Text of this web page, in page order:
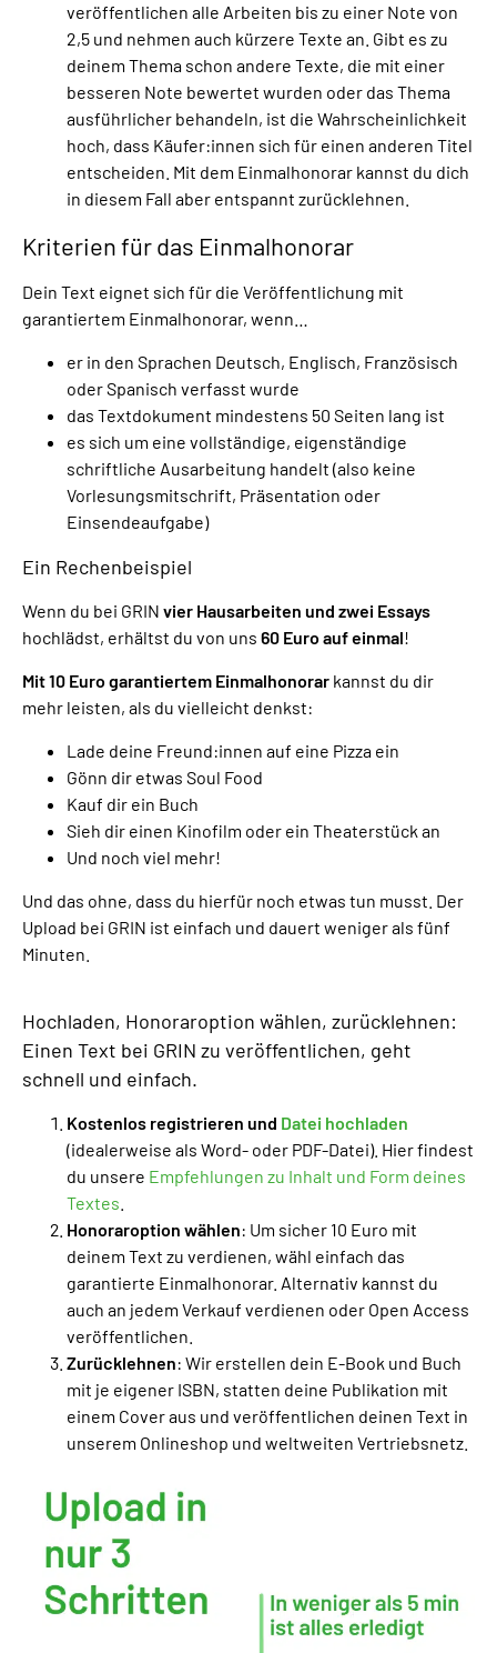
veröffentlichen alle Arbeiten bis zu einer Note von
2,5 und nehmen auch kürzere Texte an. Gibt es zu
deinem Thema schon andere Texte, die mit einer
besseren Note bewertet wurden oder das Thema
ausführlicher behandeln, ist die Wahrscheinlichkeit
hoch, dass Käufer:innen sich für einen anderen Titel
entscheiden. Mit dem Einmalhonorar kannst du dich
in diesem Fall aber entspannt zurücklehnen.
Kriterien für das Einmalhonorar
Dein Text eignet sich für die Veröffentlichung mit
garantiertem Einmalhonorar, wenn…
er in den Sprachen Deutsch, Englisch, Französisch
oder Spanisch verfasst wurde
das Textdokument mindestens 50 Seiten lang ist
es sich um eine vollständige, eigenständige
schriftliche Ausarbeitung handelt (also keine
Vorlesungsmitschrift, Präsentation oder
Einsendeaufgabe)
Ein Rechenbeispiel
Wenn du bei GRIN vier Hausarbeiten und zwei Essays
hochlädst, erhältst du von uns 60 Euro auf einmal!
Mit 10 Euro garantiertem Einmalhonorar kannst du dir
mehr leisten, als du vielleicht denkst:
Lade deine Freund:innen auf eine Pizza ein
Gönn dir etwas Soul Food
Kauf dir ein Buch
Sieh dir einen Kinofilm oder ein Theaterstück an
Und noch viel mehr!
Und das ohne, dass du hierfür noch etwas tun musst. Der
Upload bei GRIN ist einfach und dauert weniger als fünf
Minuten.
Hochladen, Honoraroption wählen, zurücklehnen:
Einen Text bei GRIN zu veröffentlichen, geht
schnell und einfach.
Kostenlos registrieren und Datei hochladen
(idealerweise als Word- oder PDF-Datei). Hier findest
du unsere Empfehlungen zu Inhalt und Form deines
Textes
Honoraroption wählen: Um sicher 10 Euro mit
deinem Text zu verdienen, wähl einfach das
garantierte Einmalhonorar. Alternativ kannst du
auch an jedem Verkauf verdienen oder Open Access
veröffentlichen.
Zurücklehnen: Wir erstellen dein E-Book und Buch
mit je eigener ISBN, statten deine Publikation mit
einem Cover aus und veröffentlichen deinen Text in
unserem Onlineshop und weltweiten Vertriebsnetz.